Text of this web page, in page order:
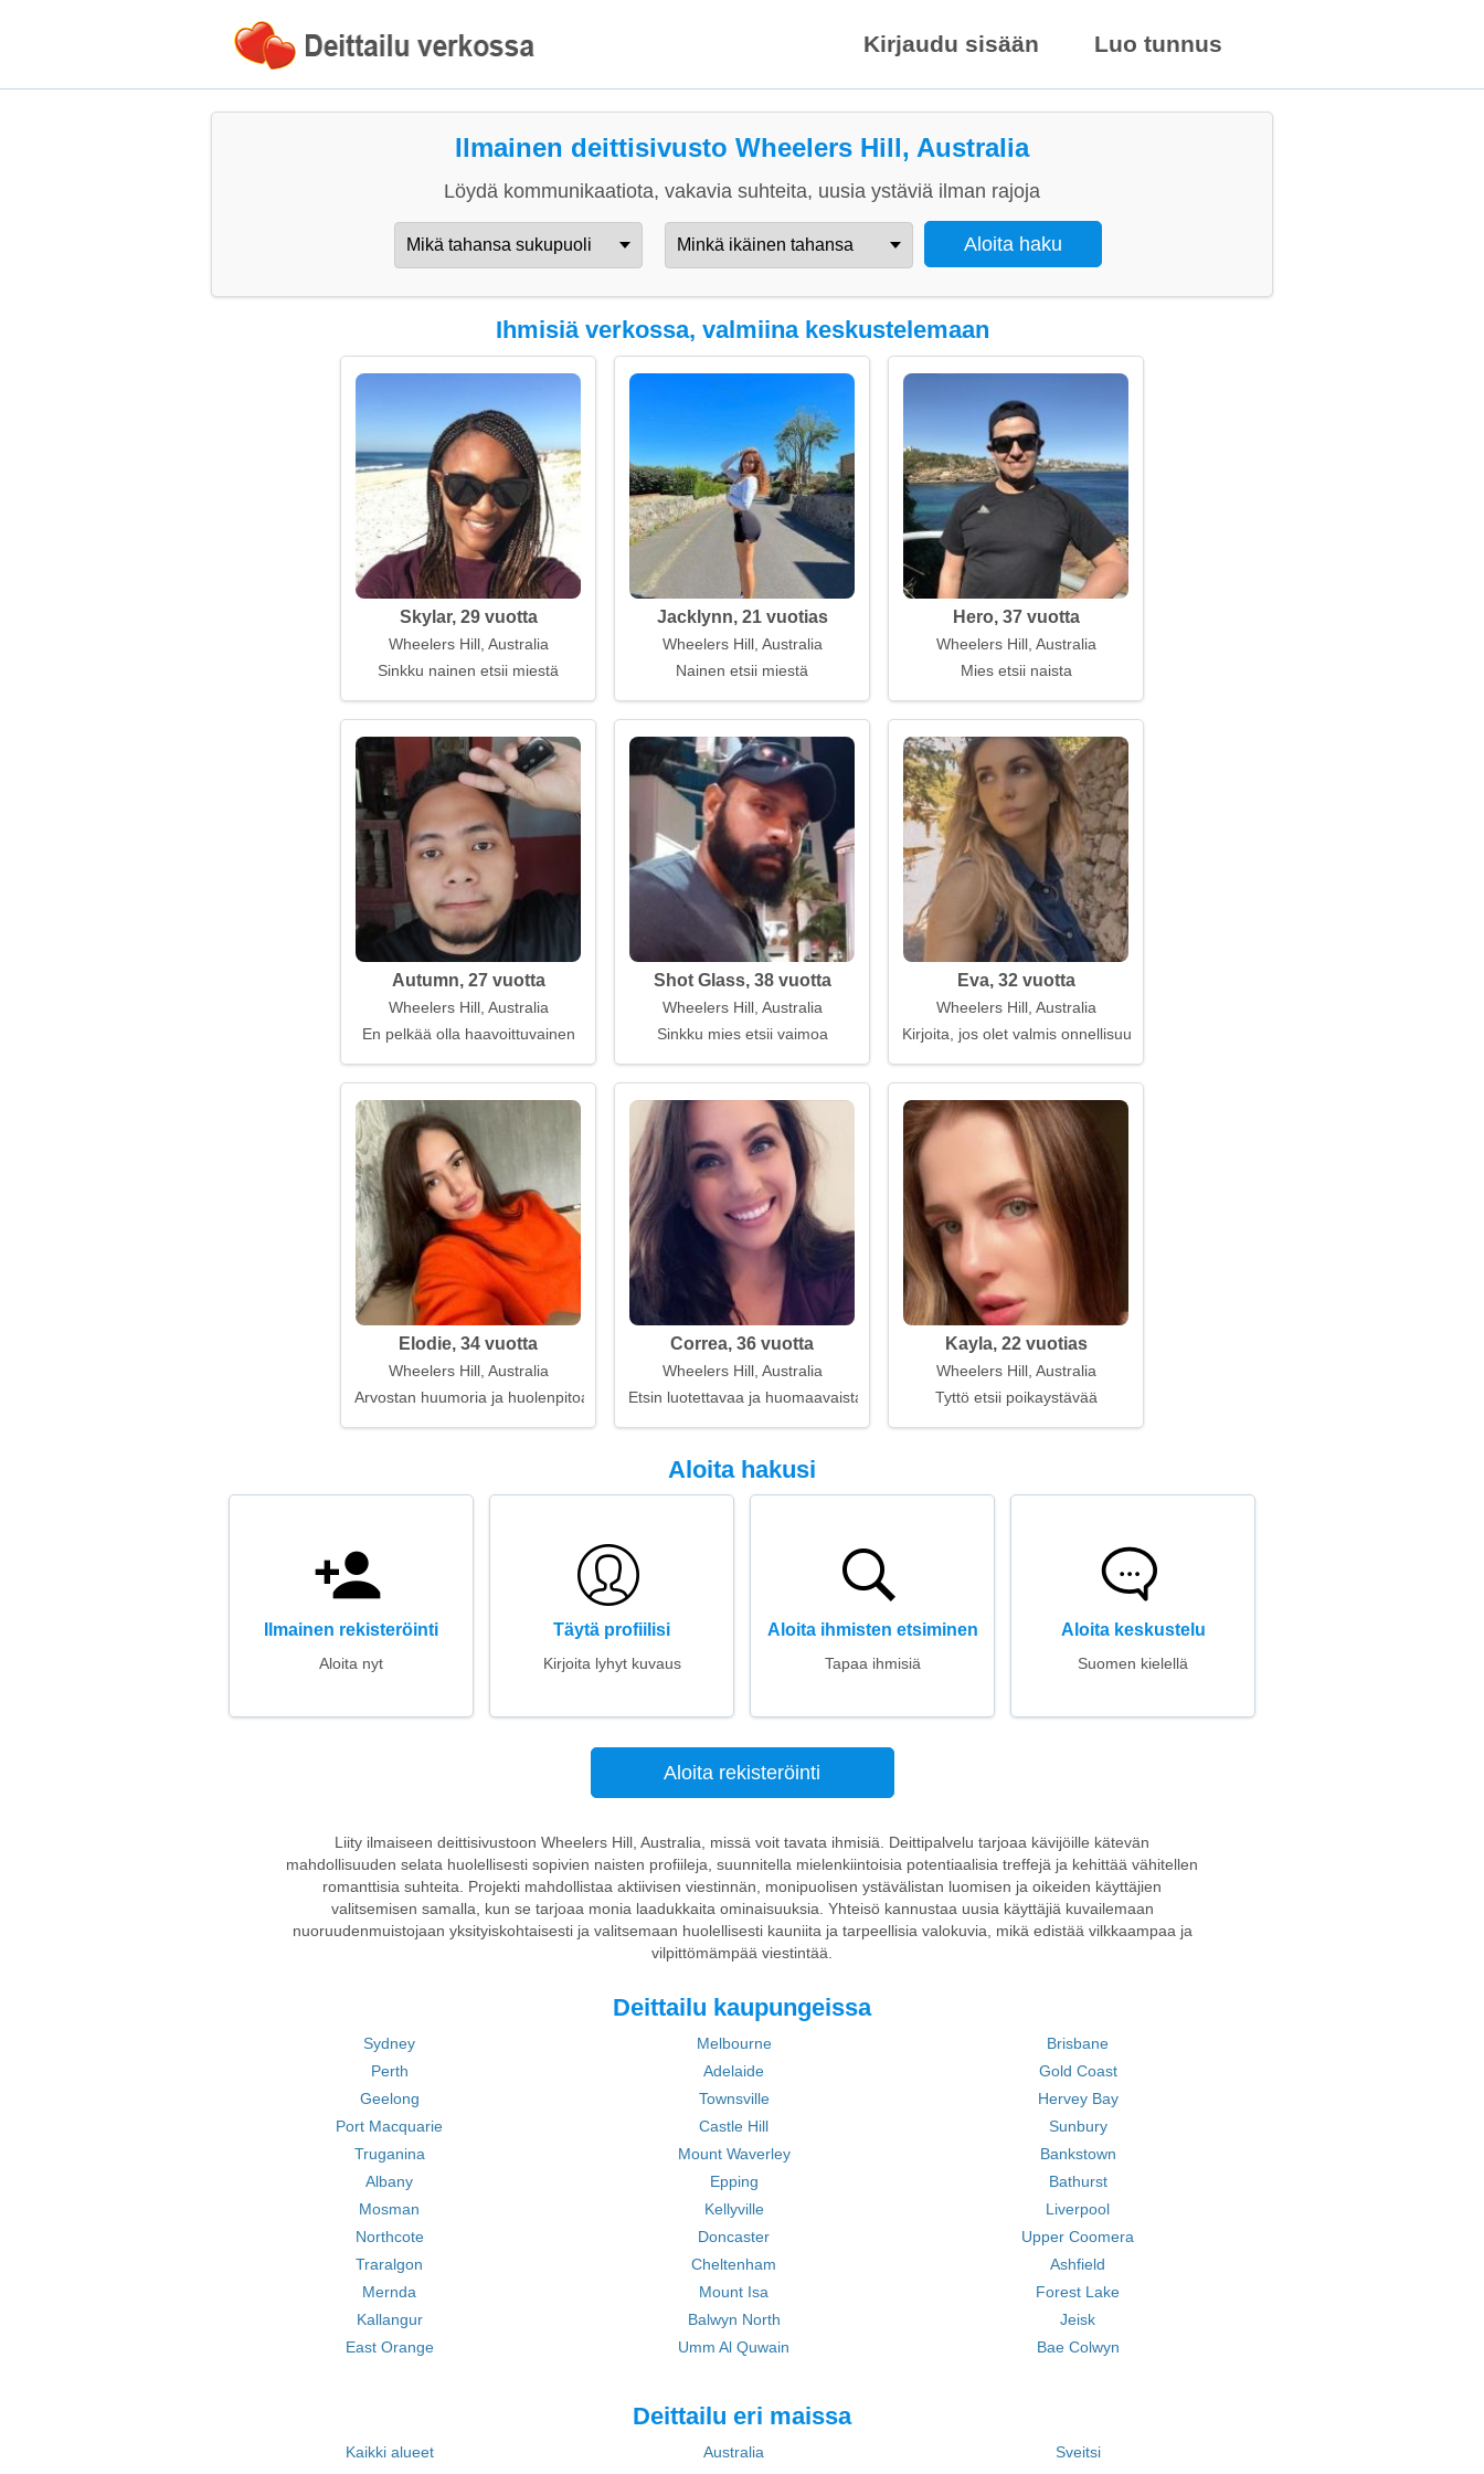
Kirjaudu sisään Luo tunnus
Ilmainen deittisivusto Wheelers Hill, Australia
Löydä kommunikaatiota, vakavia suhteita, uusia ystäviä ilman rajoja
Ihmisiä verkossa, valmiina keskustelemaan
Skylar, 29 vuotta
Wheelers Hill, Australia
Sinkku nainen etsii miestä
Jacklynn, 21 vuotias
Wheelers Hill, Australia
Nainen etsii miestä
Hero, 37 vuotta
Wheelers Hill, Australia
Mies etsii naista
Autumn, 27 vuotta
Wheelers Hill, Australia
En pelkää olla haavoittuvainen
Shot Glass, 38 vuotta
Wheelers Hill, Australia
Sinkku mies etsii vaimoa
Eva, 32 vuotta
Wheelers Hill, Australia
Kirjoita, jos olet valmis onnellisuuteen
Elodie, 34 vuotta
Wheelers Hill, Australia
Arvostan huumoria ja huolenpitoa
Correa, 36 vuotta
Wheelers Hill, Australia
Etsin luotettavaa ja huomaavaista miestä
Kayla, 22 vuotias
Wheelers Hill, Australia
Tyttö etsii poikaystävää
Aloita hakusi
Ilmainen rekisteröinti
Aloita nyt
Täytä profiilisi
Kirjoita lyhyt kuvaus
Aloita ihmisten etsiminen
Tapaa ihmisiä
Aloita keskustelu
Suomen kielellä
Aloita rekisteröinti
Liity ilmaiseen deittisivustoon Wheelers Hill, Australia, missä voit tavata ihmisiä. Deittipalvelu tarjoaa kävijöille kätevän
mahdollisuuden selata huolellisesti sopivien naisten profiileja, suunnitella mielenkiintoisia potentiaalisia treffejä ja kehittää vähitellen
romanttisia suhteita. Projekti mahdollistaa aktiivisen viestinnän, monipuolisen ystävälistan luomisen ja oikeiden käyttäjien
valitsemisen samalla, kun se tarjoaa monia laadukkaita ominaisuuksia. Yhteisö kannustaa uusia käyttäjiä kuvailemaan
nuoruudenmuistojaan yksityiskohtaisesti ja valitsemaan huolellisesti kauniita ja tarpeellisia valokuvia, mikä edistää vilkkaampaa ja
vilpittömämpää viestintää.
Deittailu kaupungeissa
Sydney Melbourne
Brisbane
Perth
Adelaide
Gold Coast
Geelong
Townsville
Hervey Bay
Port Macquarie
Castle Hill
Sunbury
Truganina
Mount Waverley
Bankstown
Albany
Epping
Bathurst
Mosman
Kellyville
Liverpool
Northcote
Doncaster
Upper Coomera
Traralgon
Cheltenham
Ashfield
Mernda
Mount Isa
Forest Lake
Kallangur
Balwyn North
Jeisk
East Orange
Umm Al Quwain Bae Colwyn
Deittailu eri maissa
Kaikki alueet Australia
Sveitsi